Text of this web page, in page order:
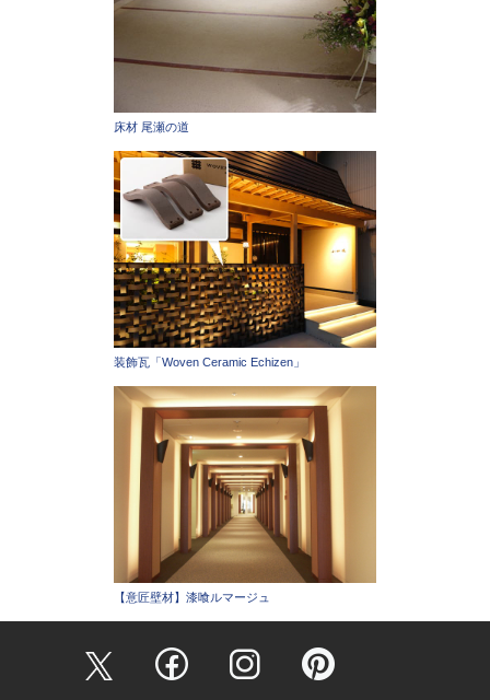
床材 尾瀬の道
装飾瓦「Woven Ceramic Echizen」
【意匠壁材】漆喰ルマージュ